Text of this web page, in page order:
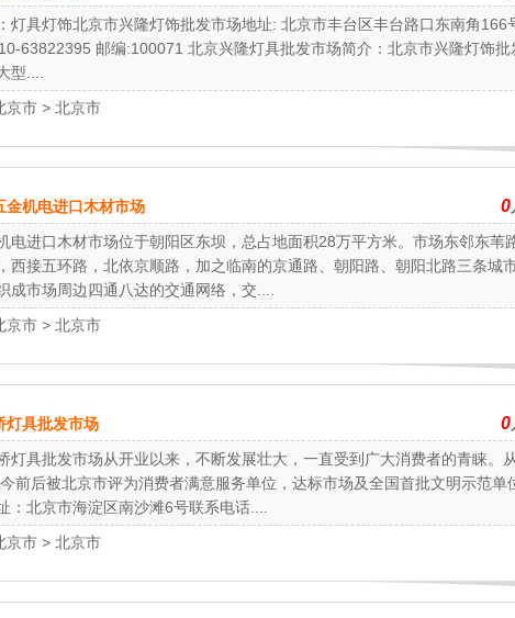
灯具灯饰北京市兴隆灯饰批发市场地址: 北京市丰台区丰台路口东南角166
63822395 邮编:100071 北京兴隆灯具批发市场简介：北京市兴隆灯饰批
型....
京市 > 北京市
金机电进口木材市场 0
电进口木材市场位于朝阳区东坝，总占地面积28万平方米。市场东邻东苇
西接五环路，北依京顺路，加之临南的京通路、朝阳路、朝阳北路三条城
成市场周边四通八达的交通网络，交....
京市 > 北京市
灯具批发市场 0
灯具批发市场从开业以来，不断发展壮大，一直受到广大消费者的青睐。从
前后被北京市评为消费者满意服务单位，达标市场及全国首批文明示范单
：北京市海淀区南沙滩6号联系电话....
京市 > 北京市